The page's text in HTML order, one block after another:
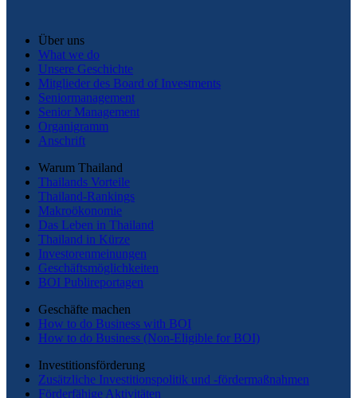
Über uns
What we do
Unsere Geschichte
Mitglieder des Board of Investments
Seniormanagement
Senior Management
Organigramm
Anschrift
Warum Thailand
Thailands Vorteile
Thailand-Rankings
Makroökonomie
Das Leben in Thailand
Thailand in Kürze
Investorenmeinungen
Geschäftsmöglichkeiten
BOI Publireportagen
Geschäfte machen
How to do Business with BOI
How to do Business (Non-Eligible for BOI)
Investitionsförderung
Zusätzliche Investitionspolitik und -fördermaßnahmen
Förderfähige Aktivitäten